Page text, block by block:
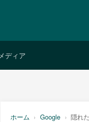
ディア
ホーム Google 隠れ